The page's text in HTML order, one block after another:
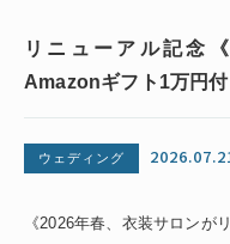
リニューアル記念
Amazonギフト1万円付
ウェディング
《2026年春、衣装サロンが